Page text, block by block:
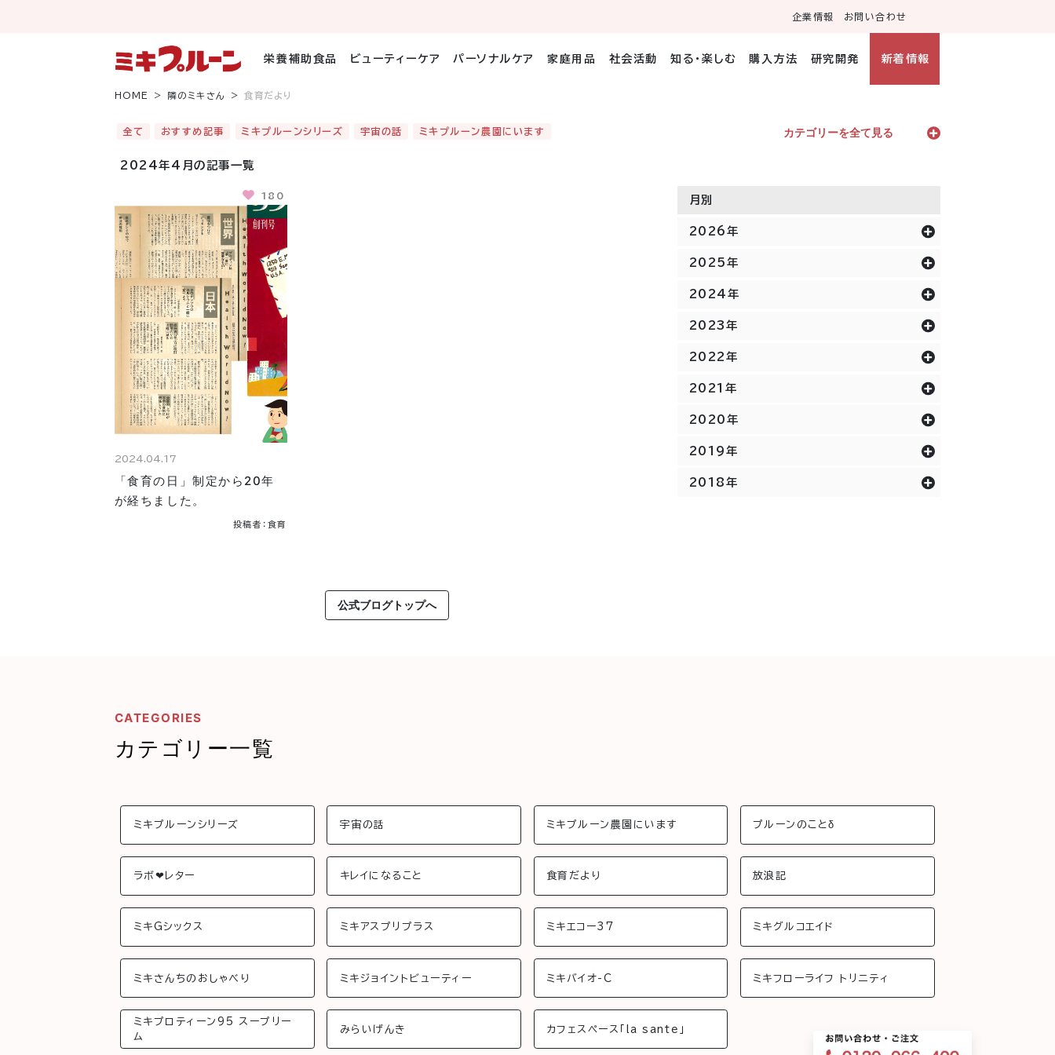
企業情報 お問い合わせ
栄養補助食品 ビューティーケア パーソナルケア 家庭用品 社会活動 知る・楽しむ 購入方法 研究開発 新着情報
HOME 隣のミキさん 食育だより
全て おすすめ記事 ミキプルーンシリーズ 宇宙の話 ミキプルーン農園にいます カテゴリーを全て見る
2024年4月の記事一覧
180
2024.04.17
「食育の日」制定から20年
が経ちました。
投稿者：食育
公式ブログトップへ
月別
2026年
2025年
2024年
2023年
2022年
2021年
2020年
2019年
2018年
CATEGORIES
カテゴリー一覧
ミキプルーンシリーズ 宇宙の話 ミキプルーン農園にいます プルーンのことδ
ラボ❤︎レター キレイになること 食育だより 放浪記
ミキGシックス ミキアスプリプラス ミキエコー37 ミキグルコエイド
ミキさんちのおしゃべり ミキジョイントビューティー ミキバイオ-C ミキフローライフ トリニティ
ミキプロティーン95 スープリー
ム
みらいげんき カフェスペース「la sante」